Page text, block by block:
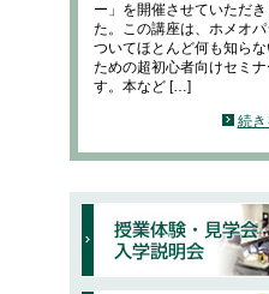
ー」を開催させていただき
た。この講座は、ホメオパ
ついてほとんど何も知ら
ための超初心者向けセミナ
す。本など […]
続